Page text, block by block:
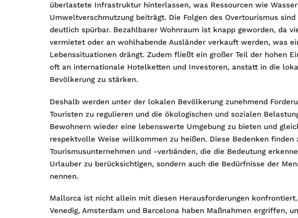
überlastete Infrastruktur hinterlassen, was Ressourcen wie
Umweltverschmutzung beiträgt. Die Folgen des Overtourismus
deutlich spürbar. Bezahlbarer Wohnraum ist knapp geworden, da
vermietet oder an wohlhabende Ausländer verkauft werden, was
Lebenssituationen drängt. Zudem fließt ein großer Teil der hohen
oft an internationale Hotelketten und Investoren, anstatt in die
Bevölkerung zu stärken.
Deshalb werden unter der lokalen Bevölkerung zunehmend
Touristen zu regulieren und die ökologischen und sozialen
Bewohnern wieder eine lebenswerte Umgebung zu bieten und
respektvolle Weise willkommen zu heißen. Diese Bedenken finden
Tourismusunternehmen und -verbänden, die die Bedeutung
Urlauber zu berücksichtigen, sondern auch die Bedürfnisse der
nennen.
Mallorca ist nicht allein mit diesen Herausforderungen
Venedig, Amsterdam und Barcelona haben Maßnahmen ergriffen,